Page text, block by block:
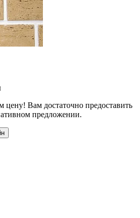
Вам достаточно предоставить
предложении.